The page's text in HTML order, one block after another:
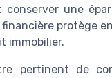
une
protège
immobilier.
pertinent de